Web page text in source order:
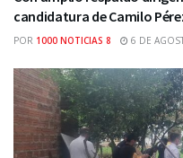
candidatura de Camilo
POR 1000 NOTICIAS 8 6 DE